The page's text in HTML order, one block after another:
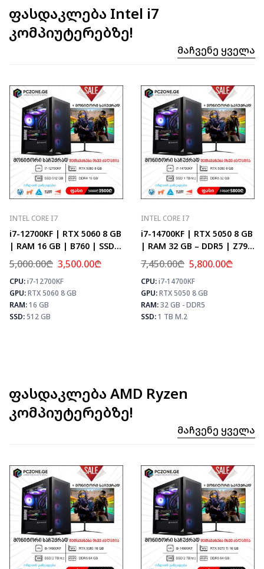
ფასდაკლება Intel i7
კომპიუტერებზე!
Მაჩვენე Ყველა
MAX FPS
CS2
435
PUBG
259
Fortnite
306
INTEL CORE I7
i7-12700KF | RTX 5060 8 GB
| RAM 16 GB | B760 | SSD
512 GB
5,000.00₾ 3,500.00₾
CPU:i7-12700KF
GPU:RTX 5060 8 GB
RAM:16 GB
SSD:512 GB
⚡ MAX FPS
CS2
331
PUBG
193
Fortnite
228
INTEL CORE I7
i7-14700KF | RTX 5050 8 GB
| RAM 32 GB – DDR5 | Z790
| SSD 1 TB M.2
7,450.00₾ 5,800.00₾
CPU:i7-14700KF
GPU:RTX 5050 8 GB
RAM:32 GB - DDR5
SSD:1 TB M.2
ფასდაკლება AMD Ryzen
კომპიუტერებზე!
Მაჩვენე Ყველა